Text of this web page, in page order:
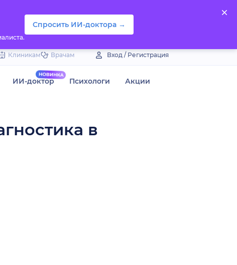
Спросить ИИ-доктора →
Клиникам Врачам Вход / Регистрация
ИИ-доктор Психологи Акции
в